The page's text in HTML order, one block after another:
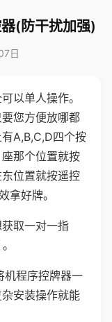
(防干扰加强)
日
以单人操作。
您方便放哪都
A,B,C,D四个按
那个位置就按
位置就按遥控
拿好牌。
取一对一指
机程序控牌器一
安装操作就能